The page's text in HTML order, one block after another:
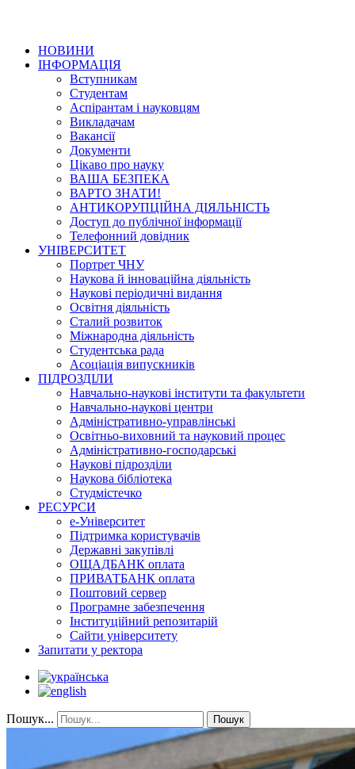
НОВИНИ
ІНФОРМАЦІЯ
Вступникам
Студентам
Аспірантам і науковцям
Викладачам
Вакансії
Документи
Цікаво про науку
ВАША БЕЗПЕКА
ВАРТО ЗНАТИ!
АНТИКОРУПЦІЙНА ДІЯЛЬНІСТЬ
Доступ до публічної інформації
Телефонний довідник
УНІВЕРСИТЕТ
Портрет ЧНУ
Наукова й інноваційна діяльність
Наукові періодичні видання
Освітня діяльність
Сталий розвиток
Міжнародна діяльність
Студентська рада
Асоціація випускників
ПІДРОЗДІЛИ
Навчально-наукові інститути та факультети
Навчально-наукові центри
Адміністративно-управлінські
Освітньо-виховний та науковий процес
Адміністративно-господарські
Наукові підрозділи
Наукова бібліотека
Студмістечко
РЕСУРСИ
е-Університет
Підтримка користувачів
Державні закупівлі
ОЩАДБАНК оплата
ПРИВАТБАНК оплата
Поштовий сервер
Програмне забезпечення
Інституційний репозитарій
Сайти університету
Запитати у ректора
Пошук... Пошук